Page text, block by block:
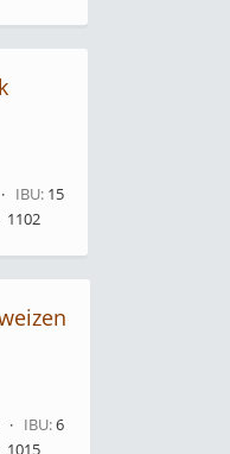
IBU: 15
1102
· IBU:6
1015